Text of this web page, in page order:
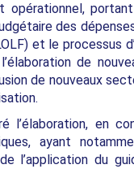
opérationnel,
des
et le processus
de
de nouveaux
l’élaboration, en
ayant
l’application du